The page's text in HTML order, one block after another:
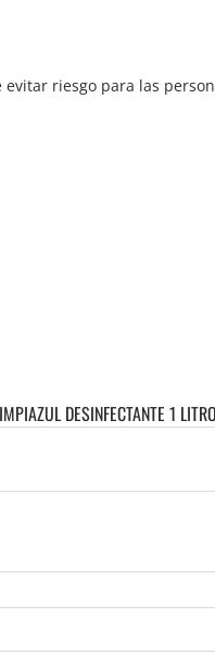
riesgo para las
DESINFECTANTE 1